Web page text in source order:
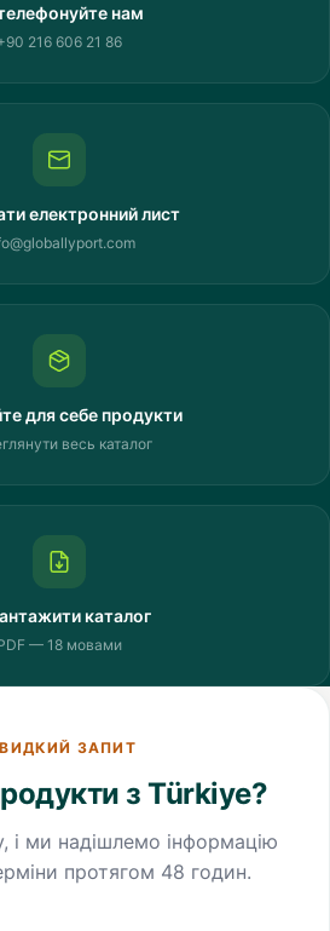
нам
216 606 21 86
електронний лист
для себе продукти
весь каталог
каталог
— 18 мовами
ЗАПИТ
з Türkiye?
і ми надішлемо інформацію
протягом 48 годин.